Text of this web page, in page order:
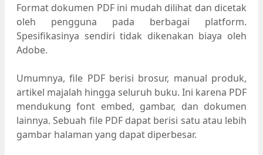
Format dokumen PDF ini mudah dilihat dan dicetak
oleh pengguna pada berbagai platform.
Spesifikasinya sendiri tidak dikenakan biaya oleh
Adobe.
Umumnya, file PDF berisi brosur, manual produk,
artikel majalah hingga seluruh buku. Ini karena PDF
mendukung font embed, gambar, dan dokumen
lainnya. Sebuah file PDF dapat berisi satu atau lebih
gambar halaman yang dapat diperbesar.